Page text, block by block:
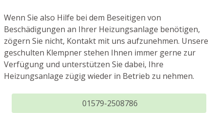
Wenn Sie also Hilfe bei dem Beseitigen von
Beschädigungen an Ihrer Heizungsanlage benötigen,
zögern Sie nicht, Kontakt mit uns aufzunehmen. Unsere
geschulten Klempner stehen Ihnen immer gerne zur
Verfügung und unterstützen Sie dabei, Ihre
Heizungsanlage zügig wieder in Betrieb zu nehmen.
01579-2508786